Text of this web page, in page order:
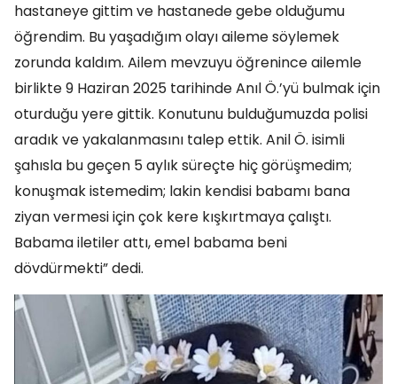
hastaneye gittim ve hastanede gebe olduğumu
öğrendim. Bu yaşadığım olayı aileme söylemek
zorunda kaldım. Ailem mevzuyu öğrenince ailemle
birlikte 9 Haziran 2025 tarihinde Anıl Ö.’yü bulmak için
oturduğu yere gittik. Konutunu bulduğumuzda polisi
aradık ve yakalanmasını talep ettik. Anil Ö. isimli
şahısla bu geçen 5 aylık süreçte hiç görüşmedim;
konuşmak istemedim; lakin kendisi babamı bana
ziyan vermesi için çok kere kışkırtmaya çalıştı.
Babama iletiler attı, emel babama beni
dövdürmekti” dedi.